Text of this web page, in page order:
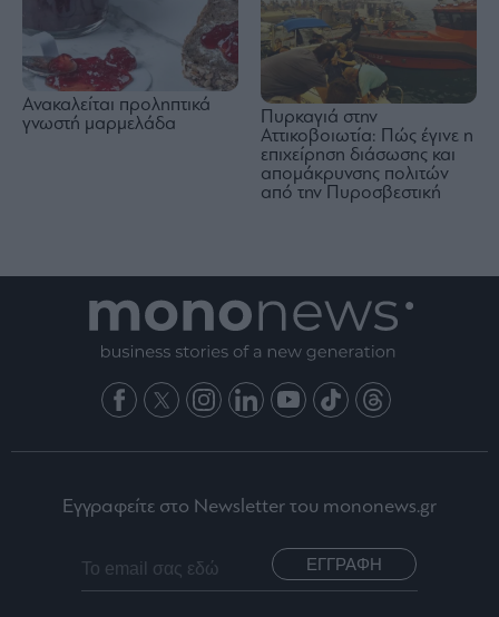
Ανακαλείται προληπτικά
γνωστή μαρμελάδα
Πυρκαγιά στην
Αττικοβοιωτία: Πώς έγινε η
επιχείρηση διάσωσης και
απομάκρυνσης πολιτών
από την Πυροσβεστική
Εγγραφείτε στο Newsletter του mononews.gr
ΕΓΓΡΑΦΗ